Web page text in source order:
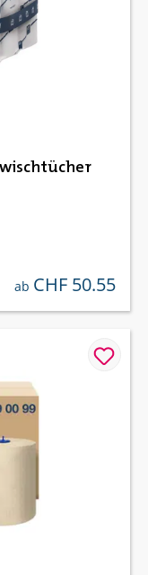
regulärer preis:
ab CHF 50.55